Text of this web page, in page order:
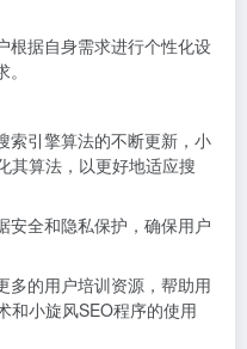
根据自身需求进行个性化设
索引擎算法的不断更新，小
其算法，以更好地适应搜
安全和隐私保护，确保用户
多的用户培训资源，帮助用
和小旋风SEO程序的使用